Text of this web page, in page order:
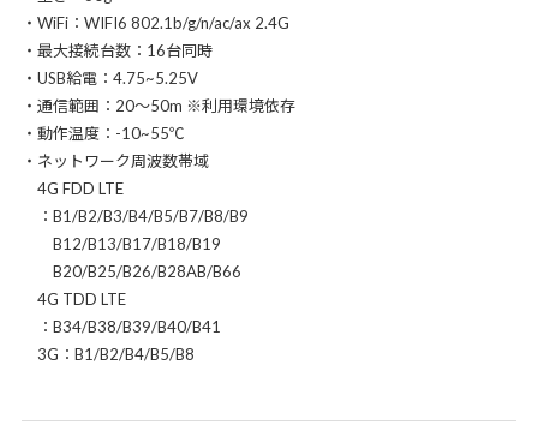
・WiFi：WIFI6 802.1b/g/n/ac/ax 2.4G
・最大接続台数：16台同時
・USB給電：4.75~5.25V
・通信範囲：20～50m ※利用環境依存
・動作温度：-10~55℃
・ネットワーク周波数帯域
4G FDD LTE
：B1/B2/B3/B4/B5/B7/B8/B9
B12/B13/B17/B18/B19
B20/B25/B26/B28AB/B66
4G TDD LTE
：B34/B38/B39/B40/B41
3G：B1/B2/B4/B5/B8